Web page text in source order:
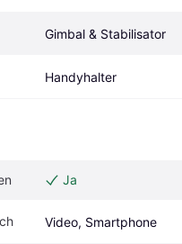
Gimbal & Stabilisator
Handyhalter
Ja
Video, Smartphone